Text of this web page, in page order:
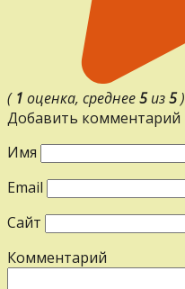
( 1 оценка, среднее5из5)
Добавить комментарий
Имя
Email
Сайт
Комментарий